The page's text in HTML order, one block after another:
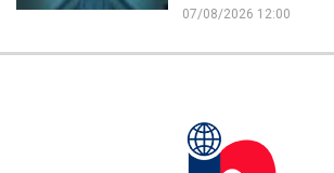
07/08/2026 12:00